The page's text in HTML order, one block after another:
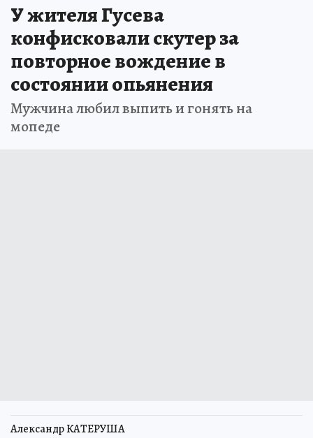
У жителя Гусева
конфисковали скутер за
повторное вождение в
состоянии опьянения
Мужчина любил выпить и гонять на
мопеде
Александр КАТЕРУША